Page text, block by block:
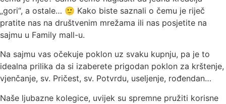
„gori“, a ostale… 🙂 Kako biste saznali o čemu je riječ
pratite nas na društvenim mrežama ili nas posjetite na
sajmu u Family mall-u.
Na sajmu vas očekuje poklon uz svaku kupnju, pa je to
idealna prilika da si izaberete prigodan poklon za krštenje,
vjenčanje, sv. Pričest, sv. Potvrdu, useljenje, rođendan…
Naše ljubazne kolegice, uvijek su spremne pružiti korisne